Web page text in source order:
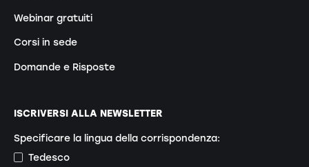
Webinar gratuiti
Corsi in sede
Domande e Risposte
ISCRIVERSI ALLA NEWSLETTER
Specificare la lingua della corrispondenza:
Tedesco